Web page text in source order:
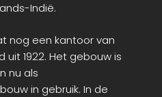
Indië.
nog een kantoor van
uit 1922. Het gebouw is
nu als
in gebruik. In de